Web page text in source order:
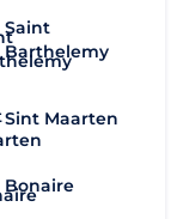
Saint
Barthelemy
Sint Maarten
Bonaire